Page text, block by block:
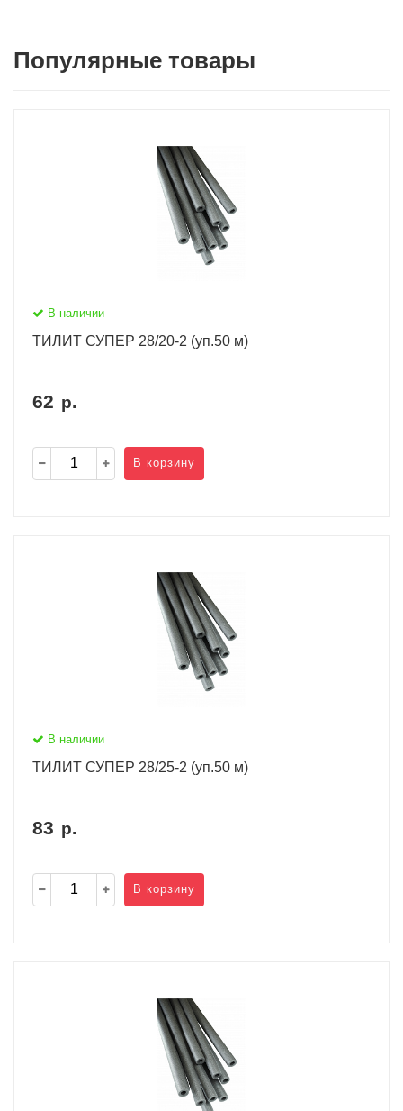
Популярные товары
В наличии
ТИЛИТ СУПЕР 28/20-2 (уп.50 м)
62 р.
В корзину
В наличии
ТИЛИТ СУПЕР 28/25-2 (уп.50 м)
83 р.
В корзину